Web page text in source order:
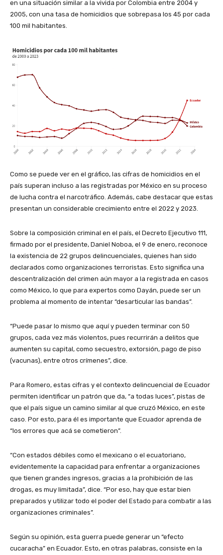
en una situación similar a la vivida por Colombia entre 2004 y
2005, con una tasa de homicidios que sobrepasa los 45 por cada
100 mil habitantes.
Como se puede ver en el gráfico, las cifras de homicidios en el
país superan incluso a las registradas por México en su proceso
de lucha contra el narcotráfico. Además, cabe destacar que estas
presentan un considerable crecimiento entre el 2022 y 2023.
Sobre la composición criminal en el país, el Decreto Ejecutivo 111,
firmado por el presidente, Daniel Noboa, el 9 de enero, reconoce
la existencia de 22 grupos delincuenciales, quienes han sido
declarados como organizaciones terroristas. Esto significa una
descentralización del crimen aún mayor a la registrada en casos
como México, lo que para expertos como Dayán, puede ser un
problema al momento de intentar “desarticular las bandas”.
“Puede pasar lo mismo que aquí y pueden terminar con 50
grupos, cada vez más violentos, pues recurrirán a delitos que
aumenten su capital, como secuestro, extorsión, pago de piso
(vacunas), entre otros crímenes”, dice.
Para Romero, estas cifras y el contexto delincuencial de Ecuador
permiten identificar un patrón que da, “a todas luces”, pistas de
que el país sigue un camino similar al que cruzó México, en este
caso. Por esto, para él es importante que Ecuador aprenda de
“los errores que acá se cometieron”.
“Con estados débiles como el mexicano o el ecuatoriano,
evidentemente la capacidad para enfrentar a organizaciones
que tienen grandes ingresos, gracias a la prohibición de las
drogas, es muy limitada”, dice. “Por eso, hay que estar bien
preparados y utilizar todo el poder del Estado para combatir a las
organizaciones criminales”.
Según su opinión, esta guerra puede generar un “efecto
cucaracha” en Ecuador. Esto, en otras palabras, consiste en la